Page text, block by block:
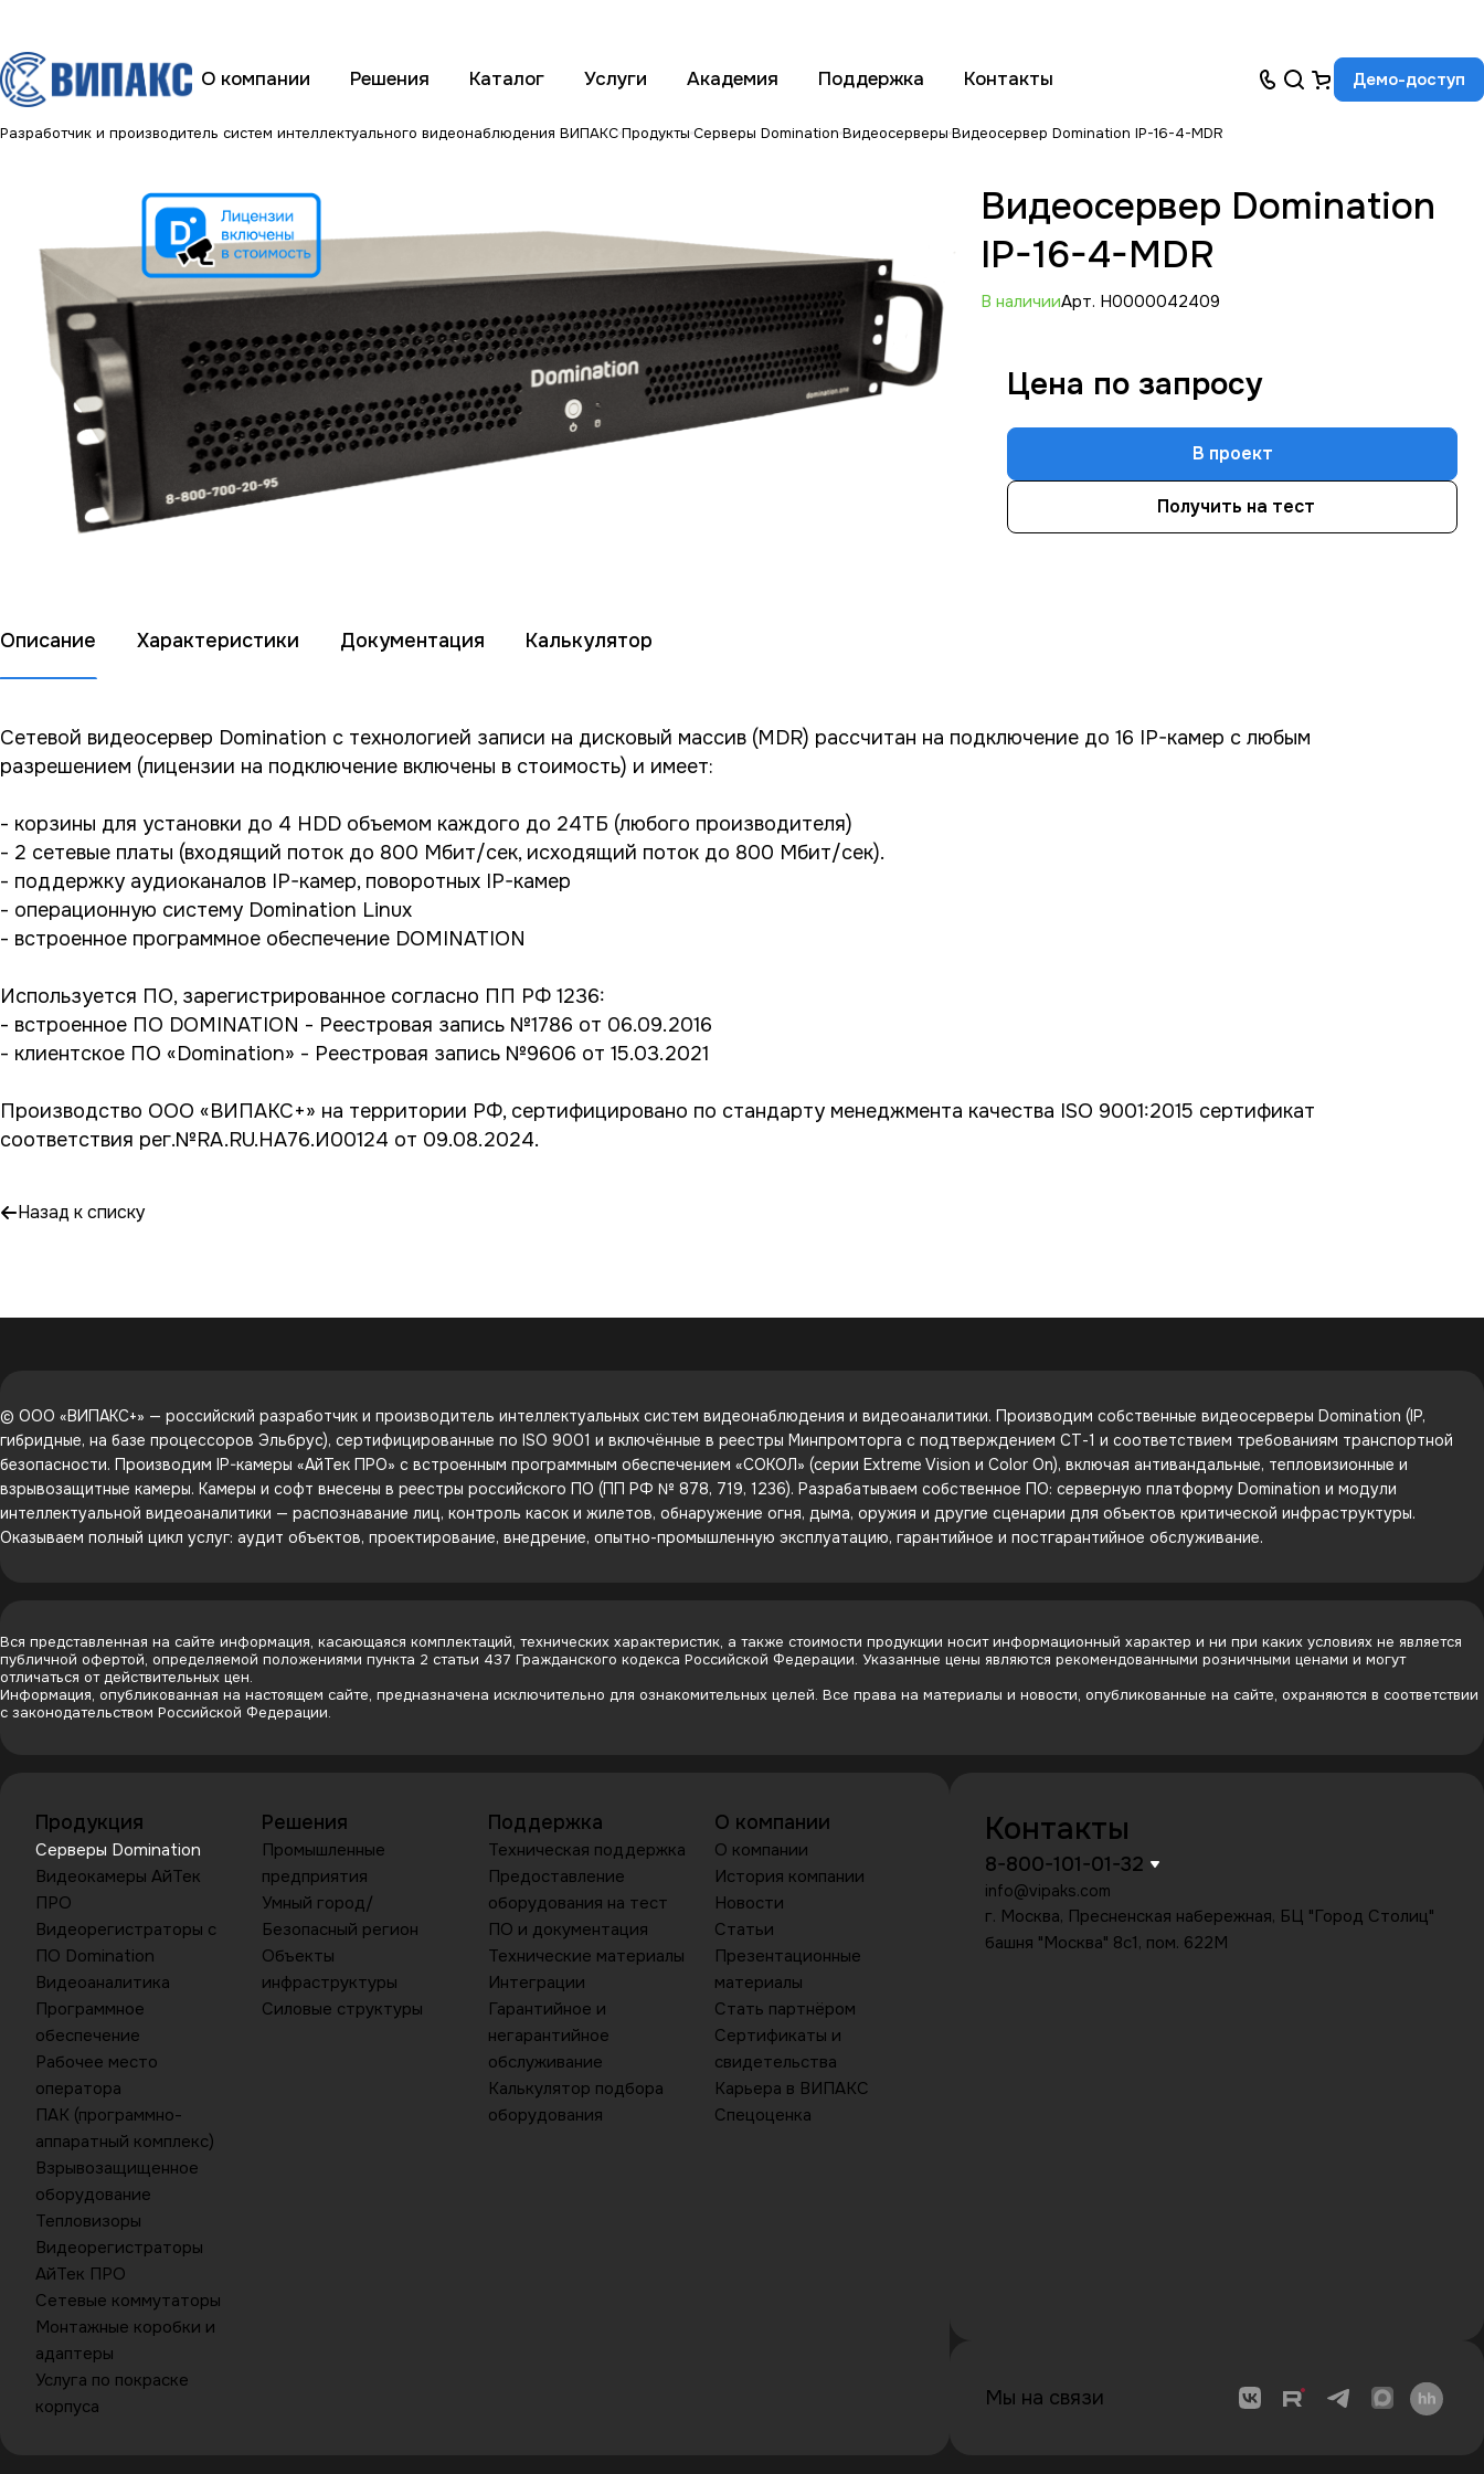
О компании Решения Каталог Услуги Академия Поддержка Контакты Демо-доступ
Разработчик и производитель систем интеллектуального видеонаблюдения ВИПАКСПродукты Серверы Domination Видеосерверы Видеосервер Domination IP-16-4-MDR
Видеосервер Domination
IP-16-4-MDR
В наличииАрт. Н0000042409
Цена по запросу
В проект
Получить на тест
Описание Характеристики Документация Калькулятор
Сетевой видеосервер Domination с технологией записи на дисковый массив (MDR) рассчитан на подключение до 16 IP-камер с любым
разрешением (лицензии на подключение включены в стоимость) и имеет:
- корзины для установки до 4 HDD объемом каждого до 24ТБ (любого производителя)
- 2 сетевые платы (входящий поток до 800 Мбит/сек, исходящий поток до 800 Мбит/сек).
- поддержку аудиоканалов IP-камер, поворотных IP-камер
- операционную систему Domination Linux
- встроенное программное обеспечение DOMINATION
Используется ПО, зарегистрированное согласно ПП РФ 1236:
- встроенное ПО DOMINATION - Реестровая запись №1786 от 06.09.2016
- клиентское ПО «Domination» - Реестровая запись №9606 от 15.03.2021
Производство ООО «ВИПАКС+» на территории РФ, сертифицировано по стандарту менеджмента качества ISO 9001:2015 сертификат
соответствия рег.№RA.RU.HA76.И00124 от 09.08.2024.
Назад к списку
© ООО «ВИПАКС+» — российский разработчик и производитель интеллектуальных систем видеонаблюдения и видеоаналитики. Производим собственные видеосерверы Domination (IP,
гибридные, на базе процессоров Эльбрус), сертифицированные по ISO 9001 и включённые в реестры Минпромторга с подтверждением СТ-1 и соответствием требованиям транспортной
безопасности. Производим IP-камеры «АйТек ПРО» с встроенным программным обеспечением «СОКОЛ» (серии Extreme Vision и Color On), включая антивандальные, тепловизионные и
взрывозащитные камеры. Камеры и софт внесены в реестры российского ПО (ПП РФ № 878, 719, 1236). Разрабатываем собственное ПО: серверную платформу Domination и модули
интеллектуальной видеоаналитики — распознавание лиц, контроль касок и жилетов, обнаружение огня, дыма, оружия и другие сценарии для объектов критической инфраструктуры.
Оказываем полный цикл услуг: аудит объектов, проектирование, внедрение, опытно-промышленную эксплуатацию, гарантийное и постгарантийное обслуживание.
Вся представленная на сайте информация, касающаяся комплектаций, технических характеристик, а также стоимости продукции носит информационный характер и ни при каких условиях не является
публичной офертой, определяемой положениями пункта 2 статьи 437 Гражданского кодекса Российской Федерации. Указанные цены являются рекомендованными розничными ценами и могут
отличаться от действительных цен.
Информация, опубликованная на настоящем сайте, предназначена исключительно для ознакомительных целей. Все права на материалы и новости, опубликованные на сайте, охраняются в соответствии
с законодательством Российской Федерации.
Продукция
Серверы Domination
Видеокамеры АйТек
ПРО
Видеорегистраторы с
ПО Domination
Видеоаналитика
Программное
обеспечение
Рабочее место
оператора
ПАК (программно-
аппаратный комплекс)
Взрывозащищенное
оборудование
Тепловизоры
Видеорегистраторы
АйТек ПРО
Сетевые коммутаторы
Монтажные коробки и
адаптеры
Услуга по покраске
корпуса
Решения
Промышленные
предприятия
Умный город/
Безопасный регион
Объекты
инфраструктуры
Силовые структуры
Поддержка
Техническая поддержка
Предоставление
оборудования на тест
ПО и документация
Технические материалы
Интеграции
Гарантийное и
негарантийное
обслуживание
Калькулятор подбора
оборудования
О компании
О компании
История компании
Новости
Статьи
Презентационные
материалы
Стать партнёром
Сертификаты и
свидетельства
Карьера в ВИПАКС
Спецоценка
Контакты
8-800-101-01-32
info@vipaks.com
г. Москва, Пресненская набережная, БЦ "Город Столиц"
башня "Москва" 8с1, пом. 622М
Мы на связи